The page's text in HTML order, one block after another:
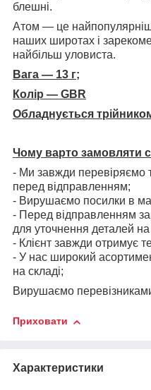
блешні.
Атом — це
наших широтах і
найбільш уловиста.
Вага — 13 г;
Колір — GBR
Обладнується
Чому варто замовляти
- Ми завжди перевіряємо
перед відправленням;
- Вирушаємо посилки в
- Перед відправленням
для уточнення деталей
- Клієнт завжди отримує
- У нас широкий
на складі;
Вирушаємо
Приховати
Характеристики